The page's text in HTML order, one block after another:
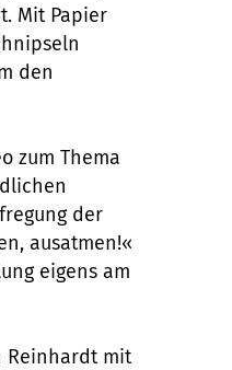
Mit Papier
den
zum Thema
der
ausatmen!«
eigens am
Reinhardt mit